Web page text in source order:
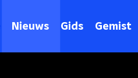
Nieuws Gids Gemist